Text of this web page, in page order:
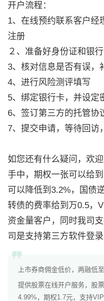
开户流程：
1、在线预约联系客户经
注册
２、准备好身份证和银
3、核对信息是否有误，
4、进行风险测评填写
5、绑定银行卡，并设定
6、签订第三方的托管协
7、提交申请，等待回访
如您还有什么疑问，欢
手中，期权一张可以给
可以降低到3.2%，国债
转债的费率给到万0.5，
资金量客户，同时我司
司是支持第三方软件登录
上市券商佣金低价，两融低
提供股票在线开户服务，股
4.99%，期权1.7元，支持